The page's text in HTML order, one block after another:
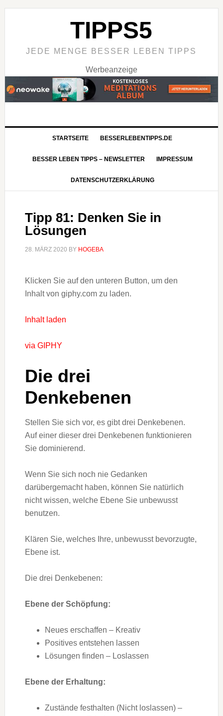
TIPPS5
JEDE MENGE BESSER LEBEN TIPPS
Werbeanzeige
STARTSEITE BESSERLEBENTIPPS.DE
BESSER LEBEN TIPPS – NEWSLETTER IMPRESSUM
DATENSCHUTZERKLÄRUNG
Tipp 81: Denken Sie in
Lösungen
28. MÄRZ 2020 BY HOGEBA
Klicken Sie auf den unteren Button, um den
Inhalt von giphy.com zu laden.
Inhalt laden
via GIPHY
Die drei
Denkebenen
Stellen Sie sich vor, es gibt drei Denkebenen.
Auf einer dieser drei Denkebenen funktionieren
Sie dominierend.
Wenn Sie sich noch nie Gedanken
darübergemacht haben, können Sie natürlich
nicht wissen, welche Ebene Sie unbewusst
benutzen.
Klären Sie, welches Ihre, unbewusst bevorzugte,
Ebene ist.
Die drei Denkebenen:
Ebene der Schöpfung:
Neues erschaffen – Kreativ
Positives entstehen lassen
Lösungen finden – Loslassen
Ebene der Erhaltung:
Zustände festhalten (Nicht loslassen) –